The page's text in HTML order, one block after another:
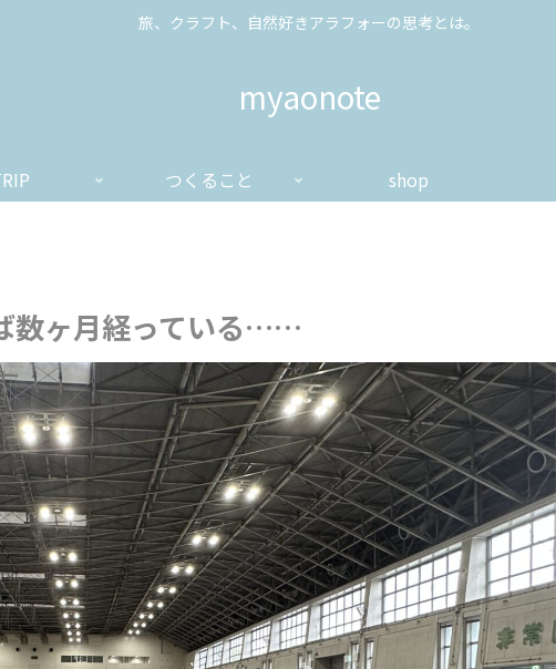
旅、クラフト、自然好きアラフォーの思考とは。
myaonote
つくること shop
数ヶ月経っている……